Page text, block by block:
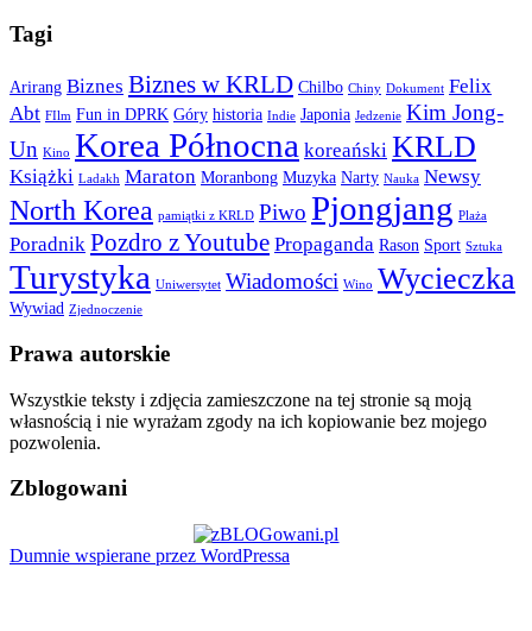
Tagi
Arirang Biznes Biznes w KRLD Chilbo Chiny Dokument Felix
Abt FIlm Fun in DPRK Góry historia Indie Japonia Jedzenie Kim Jong-
Un Kino Korea Północna koreański KRLD
Książki Ladakh Maraton Moranbong Muzyka Narty Nauka Newsy
North Korea pamiątki z KRLD Piwo Pjongjang Plaża
Poradnik Pozdro z Youtube Propaganda Rason Sport Sztuka
Turystyka Uniwersytet Wiadomości Wino Wycieczka
Wywiad Zjednoczenie
Prawa autorskie
Wszystkie teksty i zdjęcia zamieszczone na tej stronie są moją
własnością i nie wyrażam zgody na ich kopiowanie bez mojego
pozwolenia.
Zblogowani
Dumnie wspierane przez WordPressa